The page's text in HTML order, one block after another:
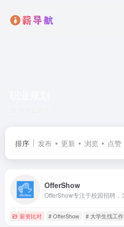
排序 发布 更新 浏览 点赞
OfferShow
薪资比对 # OfferShow # 大学生找工作